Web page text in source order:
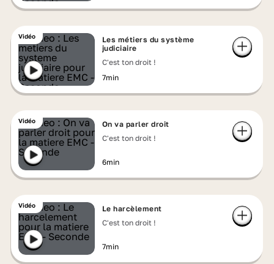
Vidéo
Les métiers du système
judiciaire
C'est ton droit !
7min
Vidéo
On va parler droit
C'est ton droit !
6min
Vidéo
Le harcèlement
C'est ton droit !
7min